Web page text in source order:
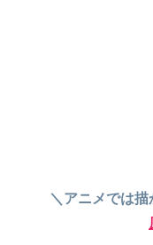
＼アニメでは